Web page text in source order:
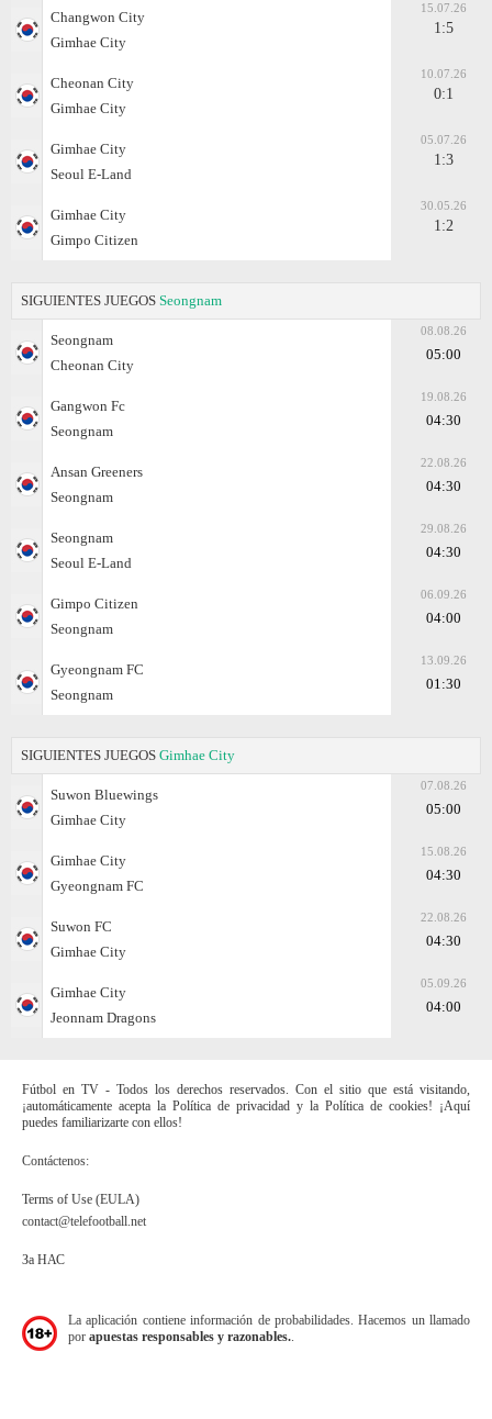
Changwon City
Gimhae City
15.07.26
1:5
Cheonan City
Gimhae City
10.07.26
0:1
Gimhae City
Seoul E-Land
05.07.26
1:3
Gimhae City
Gimpo Citizen
30.05.26
1:2
SIGUIENTES JUEGOS Seongnam
Seongnam
Cheonan City
08.08.26
05:00
Gangwon Fc
Seongnam
19.08.26
04:30
Ansan Greeners
Seongnam
22.08.26
04:30
Seongnam
Seoul E-Land
29.08.26
04:30
Gimpo Citizen
Seongnam
06.09.26
04:00
Gyeongnam FC
Seongnam
13.09.26
01:30
SIGUIENTES JUEGOS Gimhae City
Suwon Bluewings
Gimhae City
07.08.26
05:00
Gimhae City
Gyeongnam FC
15.08.26
04:30
Suwon FC
Gimhae City
22.08.26
04:30
Gimhae City
Jeonnam Dragons
05.09.26
04:00
Fútbol en TV - Todos los derechos reservados. Con el sitio que está visitando,
¡automáticamente acepta la Política de privacidad y la Política de cookies! ¡Aquí
puedes familiarizarte con ellos!
Contáctenos:
Terms of Use (EULA)
contact@telefootball.net
За НАС
La aplicación contiene información de probabilidades. Hacemos un llamado
por apuestas responsables y razonables.